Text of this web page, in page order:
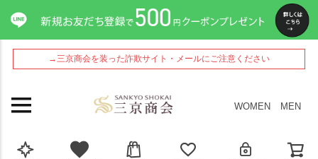
→三京商会を装った詐欺サイト・メールにご注意ください
WOMEN MEN
ペー
ジト
ップ
へ